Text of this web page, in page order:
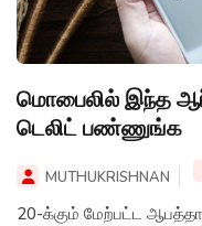
மொபைலில் இந்த
டெலிட் பண்ணுங்க
MUTHUKRISHNAN
20-க்கும் மேற்பட்ட